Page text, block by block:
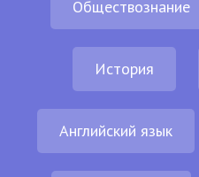
Обществознание
История
Английский язык